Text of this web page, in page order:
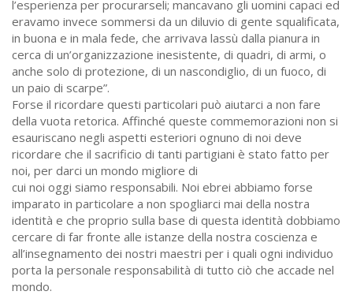
l’esperienza per procurarseli; mancavano gli uomini capaci ed
eravamo invece sommersi da un diluvio di gente squalificata,
in buona e in mala fede, che arrivava lassù dalla pianura in
cerca di un’organizzazione inesistente, di quadri, di armi, o
anche solo di protezione, di un nascondiglio, di un fuoco, di
un paio di scarpe”.
Forse il ricordare questi particolari può aiutarci a non fare
della vuota retorica. Affinché queste commemorazioni non si
esauriscano negli aspetti esteriori ognuno di noi deve
ricordare che il sacrificio di tanti partigiani è stato fatto per
noi, per darci un mondo migliore di
cui noi oggi siamo responsabili. Noi ebrei abbiamo forse
imparato in particolare a non spogliarci mai della nostra
identità e che proprio sulla base di questa identità dobbiamo
cercare di far fronte alle istanze della nostra coscienza e
all’insegnamento dei nostri maestri per i quali ogni individuo
porta la personale responsabilità di tutto ciò che accade nel
mondo.